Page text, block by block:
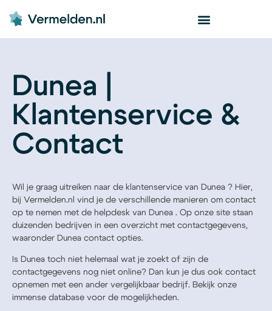
Dunea |
Klantenservice &
Contact
Wil je graag uitreiken naar de klantenservice van Dunea ? Hier,
bij Vermelden.nl vind je de verschillende manieren om contact
op te nemen met de helpdesk van Dunea . Op onze site staan
duizenden bedrijven in een overzicht met contactgegevens,
waaronder Dunea contact opties.
Is Dunea toch niet helemaal wat je zoekt of zijn de
contactgegevens nog niet online? Dan kun je dus ook contact
opnemen met een ander vergelijkbaar bedrijf. Bekijk onze
immense database voor de mogelijkheden.